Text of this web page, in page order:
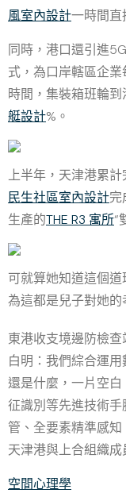
風室內設計一時間直
同時，港口還引進
式，為口岸轄區企
時間，集裝箱班輪
艇設計%。
上半年，天津港累
民生社區室內設計完
生產的THE R3 寓所“
可就算她知道這個
為這都是兒子對她的
東港收支境邊防檢查
白明：我們綜合運
還是什麼，一片空
征識別等先進技術
管、全要素精準感
天津港與上合組織
空間心理學